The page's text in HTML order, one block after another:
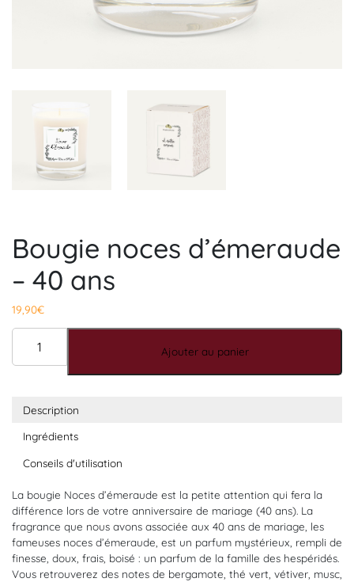
Bougie noces d’émeraude
– 40 ans
19,90€
quantité de Bougie noces d'émeraude - 40 ans
Ajouter au panier
Description
Ingrédients
Conseils d'utilisation
La bougie Noces d’émeraude est la petite attention qui fera la
différence lors de votre anniversaire de mariage (40 ans). La
fragrance que nous avons associée aux 40 ans de mariage, les
fameuses noces d’émeraude, est un parfum mystérieux, rempli de
finesse, doux, frais, boisé : un parfum de la famille des hespéridés.
Vous retrouverez des notes de bergamote, thé vert, vétiver, musc,